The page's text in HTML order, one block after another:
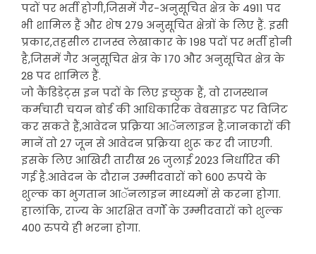
पदों पर भर्ती होगी,जिसमें गैर-अनुसूचित क्षेत्र के 4911 पद
भी शामिल हैं और शेष 279 अनुसूचित क्षेत्रों के लिए हैं. इसी
प्रकार,तहसील राजस्व लेखाकार के 198 पदों पर भर्ती होनी
है,जिसमें गैर अनुसूचित क्षेत्र के 170 और अनुसूचित क्षेत्र के
28 पद शामिल हैं.
जो कैंडिडेट्स इन पदों के लिए इच्छुक हैं, वो राजस्थान
कर्मचारी चयन बोर्ड की आधिकारिक वेबसाइट पर विजिट
कर सकते हैं,आवेदन प्रक्रिया आॅनलाइन है.जानकारों की
मानें तो 27 जून से आवेदन प्रक्रिया शुरू कर दी जाएगी.
इसके लिए आखिरी तारीख 26 जुलाई 2023 निर्धारित की
गई है.आवेदन के दौरान उम्मीदवारों को 600 रुपये के
शुल्क का भुगतान आॅनलाइन माध्यमों से करना होगा.
हालांकि, राज्य के आरक्षित वर्गों के उम्मीदवारों को शुल्क
400 रुपये ही भरना होगा.